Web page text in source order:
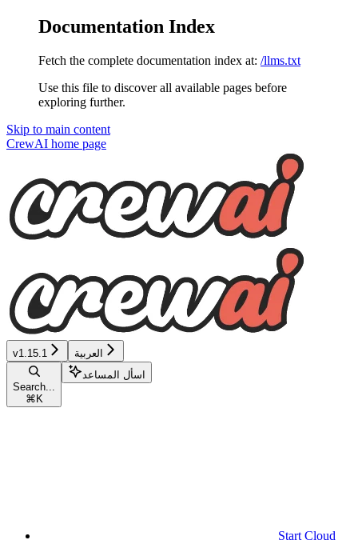
Documentation Index
Fetch the complete documentation index at: /llms.txt
Use this file to discover all available pages before
exploring further.
Skip to main content
CrewAI home page
v1.15.1 العربية
Search...
⌘ K
اسأل المساعد
Start Cloud